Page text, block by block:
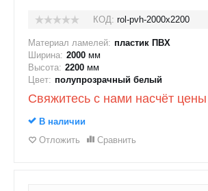
КОД: rol-pvh-2000x2200
Материал ламелей: пластик ПВХ
Ширина: 2000 мм
Высота: 2200 мм
Цвет: полупрозрачный белый
Свяжитесь с нами насчёт цены
В наличии
Отложить
Сравнить